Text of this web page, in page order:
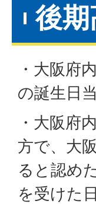
後
・大阪府
の誕生日
・大阪府
方で、大
ると認め
を受けた